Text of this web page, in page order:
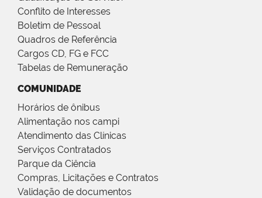
Conflito de Interesses
Boletim de Pessoal
Quadros de Referência
Cargos CD, FG e FCC
Tabelas de Remuneração
COMUNIDADE
Horários de ônibus
Alimentação nos campi
Atendimento das Clínicas
Serviços Contratados
Parque da Ciência
Compras, Licitações e Contratos
Validação de documentos